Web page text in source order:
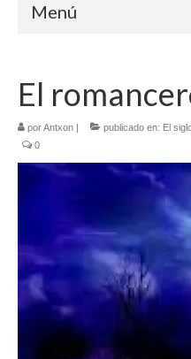
Menú
Français: Dossier
Français à toute allure
Bordeaux Tregey
Zarzuela
Buceo
UNED
De actualidad
El
porAntxon | publicado en: El
0